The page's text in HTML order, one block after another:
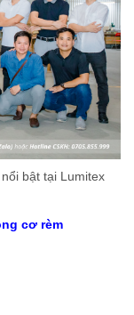
bật tại Lumitex
cơ rèm